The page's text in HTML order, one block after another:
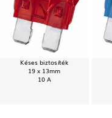
Késes biztosíték
19 x 13mm
10 A